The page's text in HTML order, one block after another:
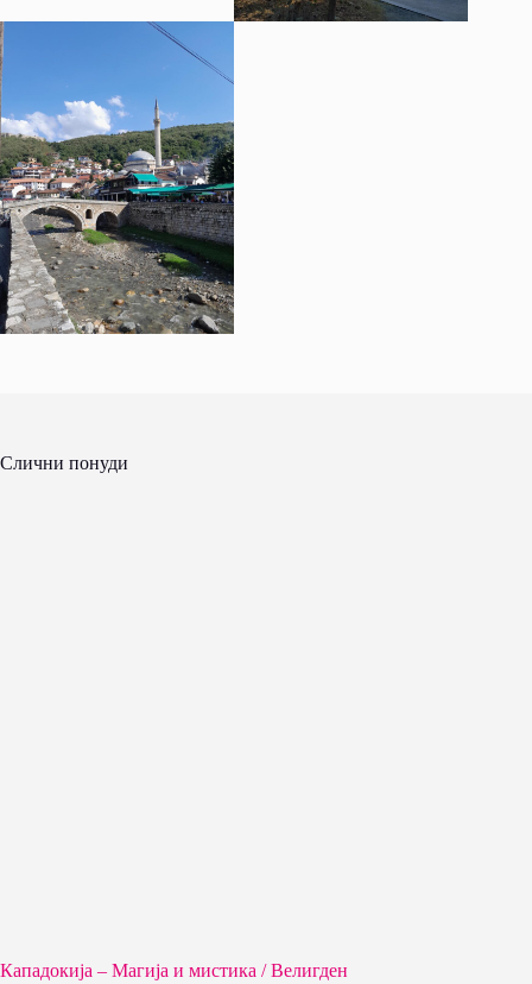
Слични понуди
Кападокија – Магија и мистика / Велигден